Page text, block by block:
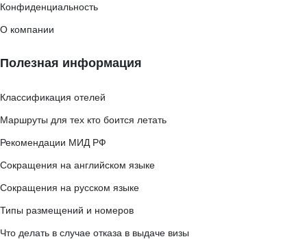
Конфиденциальность
О компании
Полезная информация
Классификация отелей
Маршруты для тех кто боится летать
Рекомендации МИД РФ
Сокращения на английском языке
Сокращения на русском языке
Типы размещений и номеров
Что делать в случае отказа в выдаче визы